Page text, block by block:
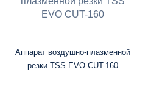
Аппарат воздушно-плазменной
резки TSS EVO CUT-160